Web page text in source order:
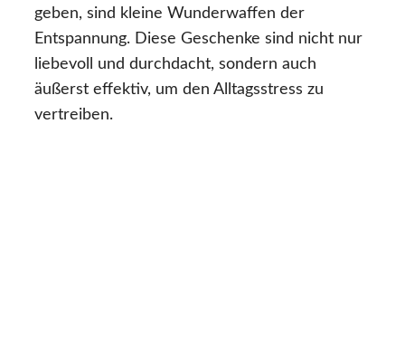
geben, sind kleine Wunderwaffen der
Entspannung. Diese Geschenke sind nicht nur
liebevoll und durchdacht, sondern auch
äußerst effektiv, um den Alltagsstress zu
vertreiben.